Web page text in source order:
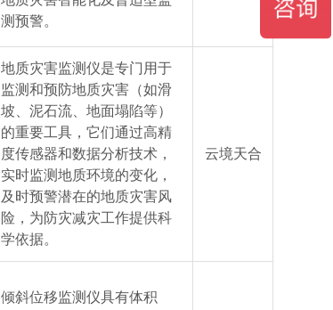
测预警。
地质灾害监测仪是专门用于
监测和预防地质灾害（如滑
坡、泥石流、地面塌陷等）
的重要工具，它们通过高精
度传感器和数据分析技术，
实时监测地质环境的变化，
及时预警潜在的地质灾害风
险，为防灾减灾工作提供科
学依据。
云境天合
倾斜位移监测仪具有体积